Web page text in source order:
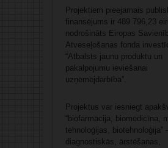
Projektiem pieejamais
finansējums ir 489 796,23
nodrošināts Eiropas
Atveseļošanas fonda
“Atbalsts jaunu produktu un
pakalpojumu ieviešanai
uzņēmējdarbībā”.
Projektus var iesniegt
“biofarmācija, biomedicīna,
tehnoloģijas, biotehnoloģija”
diagnostiskās, ārstēšanas,